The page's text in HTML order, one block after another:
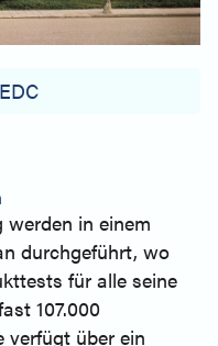
in einem
durchgeführt, wo
für alle seine
107.000
verfügt über ein